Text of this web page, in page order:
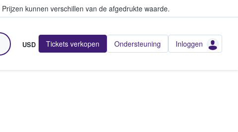
Prijzen kunnen verschillen van de afgedrukte waarde.
USD Tickets verkopen Ondersteuning Inloggen